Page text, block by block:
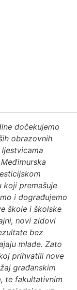
dočekujemo
obrazovnih
koji premašuje
i dograđujemo
škole i školske
novi zidovi
bez
mlade. Zato
prihvatili nove
građanskim
te fakultativnim